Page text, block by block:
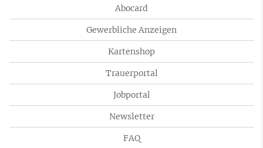
Abocard
Gewerbliche Anzeigen
Kartenshop
Trauerportal
Jobportal
Newsletter
FAQ